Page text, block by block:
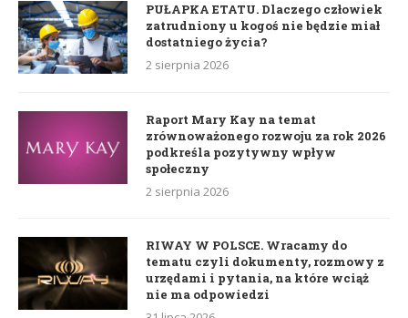
PUŁAPKA ETATU. Dlaczego człowiek
zatrudniony u kogoś nie będzie miał
dostatniego życia?
2 sierpnia 2026
Raport Mary Kay na temat
zrównoważonego rozwoju za rok 2026
podkreśla pozytywny wpływ
społeczny
2 sierpnia 2026
RIWAY W POLSCE. Wracamy do
tematu czyli dokumenty, rozmowy z
urzędami i pytania, na które wciąż
nie ma odpowiedzi